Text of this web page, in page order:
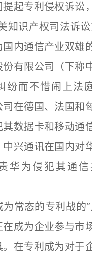
提起专利侵权诉讼
知识产权司法诉
国内通信产业双雄
有限公司（下称
纷而不惜闹上法
司在德国、法国和
数据卡和移动通
中兴通讯在国内对
华为侵犯其通
态的专利战的“
在成为企业参与市
。在专利成为对于